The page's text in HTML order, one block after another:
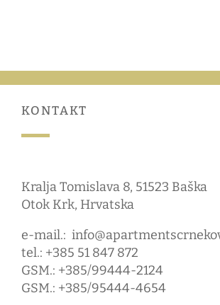
KONTAKT
Kralja Tomislava 8, 51523 Baška
Otok Krk, Hrvatska
e-mail.:
tel.: +385 51 847 872
GSM.: +385/99444-2124
GSM.: +385/95444-4654